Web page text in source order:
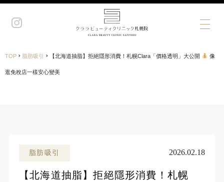
TOP › 脂肪吸引 › 【北海道抽脂】拒絕隱形消費！札幌Clara「價格透明」大公開 像
逛免稅店一樣安心變美
脂肪吸引 2026.02.18
【北海道抽脂】拒絕隱形消費！札幌